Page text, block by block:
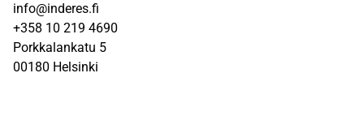
info@inderes.fi
+358 10 219 4690
Porkkalankatu 5
00180 Helsinki